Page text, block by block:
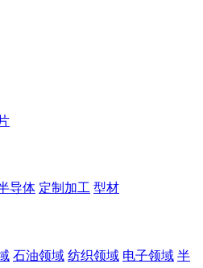
导体 定制加工 型材
石油领域 纺织领域 电子领域 半